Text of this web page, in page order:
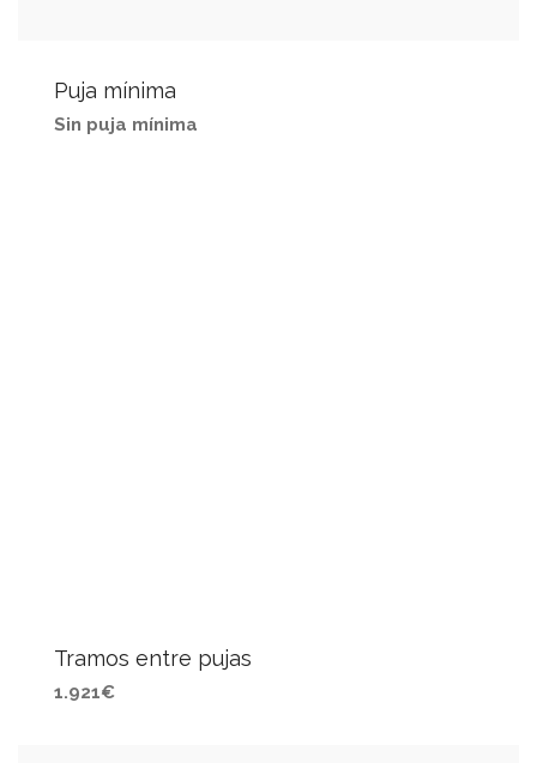
Puja mínima
Sin puja mínima
Tramos entre pujas
1.921€